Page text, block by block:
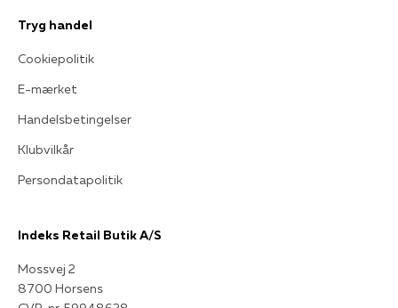
Tryg handel
Cookiepolitik
E-mærket
Handelsbetingelser
Klubvilkår
Persondatapolitik
Indeks Retail Butik A/S
Mossvej 2
8700 Horsens